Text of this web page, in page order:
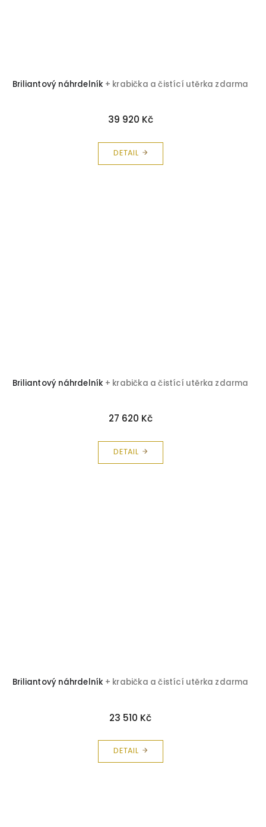
Briliantový náhrdelník + krabička a čistící utěrka zdarma
39 920 Kč
DETAIL
Briliantový náhrdelník + krabička a čistící utěrka zdarma
27 620 Kč
DETAIL
Briliantový náhrdelník + krabička a čistící utěrka zdarma
23 510 Kč
DETAIL